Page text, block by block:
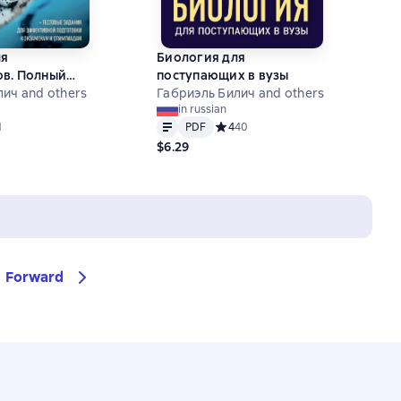
Полный
ЕГЭ и
и
and others
рейтинг 5 на основе 1 оценок
Биология для
поступающих в вузы
Габриэль Билич and others
in russian
Text
PDF
PDF Средний рейтинг 4 на основе 40
440
$6.29
Forward